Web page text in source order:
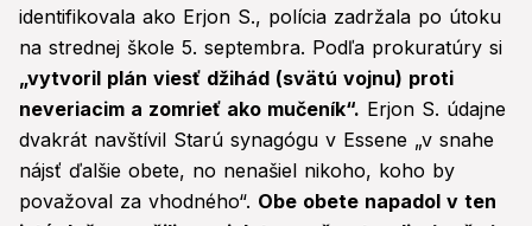
identifikovala ako Erjon S., polícia zadržala po útoku
na strednej škole 5. septembra. Podľa prokuratúry si
„vytvoril plán viesť džihád (svätú vojnu) proti
neveriacim a zomrieť ako mučeník“. Erjon S. údajne
dvakrát navštívil Starú synagógu v Essene „v snahe
nájsť ďalšie obete, no nenašiel nikoho, koho by
považoval za vhodného“. Obe obete napadol v ten